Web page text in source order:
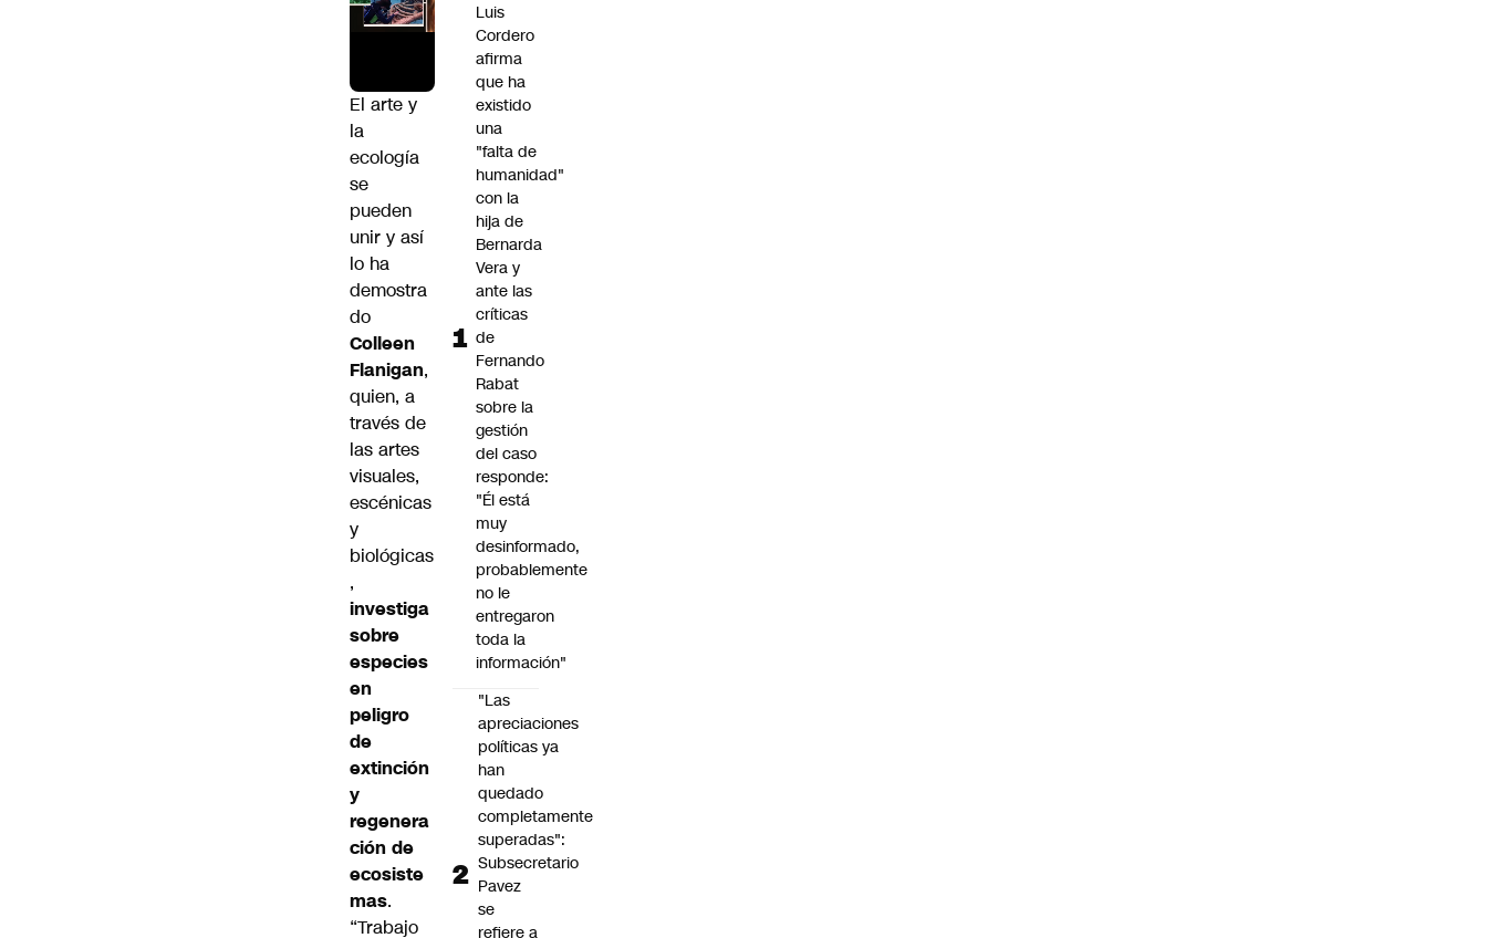
El arte y
la
ecología
se
pueden
unir y así
lo ha
demostra
do
Colleen
Flanigan,
quien, a
través de
las artes
visuales,
escénicas
y
biológicas
,
investiga
sobre
especies
en
peligro
de
extinción
y
regenera
ción de
ecosiste
mas.
“Trabajo
Luis
Cordero
afirma
que ha
existido
una
"falta de
humanidad"
con la
hija de
Bernarda
Vera y
ante las
críticas
de
Fernando
Rabat
sobre la
gestión
del caso
responde:
"Él está
muy
desinformado,
probablemente
no le
entregaron
toda la
información"
"Las
apreciaciones
políticas ya
han
quedado
completamente
superadas":
Subsecretario
Pavez
se
refiere a